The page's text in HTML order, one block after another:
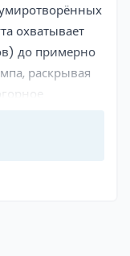
умиротворённых
охватывает
до примерно
раскрывая